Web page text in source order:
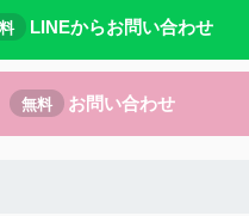
LINEからお問い合わせ
無料 お問い合わせ